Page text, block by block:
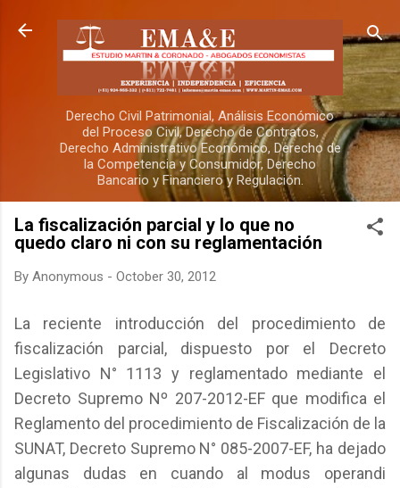
Skip to main content
Derecho Civil Patrimonial, Análisis Económico
del Proceso Civil, Derecho de Contratos,
Derecho Administrativo Económico, Derecho de
la Competencia y Consumidor, Derecho
Bancario y Financiero y Regulación.
La fiscalización parcial y lo que no
quedo claro ni con su reglamentación
By Anonymous - October 30, 2012
La reciente introducción del procedimiento de
fiscalización parcial, dispuesto por el Decreto
Legislativo N° 1113 y reglamentado mediante el
Decreto Supremo Nº 207-2012-EF que modifica el
Reglamento del procedimiento de Fiscalización de la
SUNAT, Decreto Supremo N° 085-2007-EF, ha dejado
algunas dudas en cuando al modus operandi